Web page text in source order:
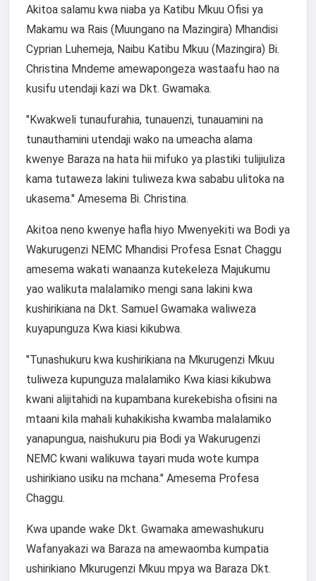
Akitoa salamu kwa niaba ya Katibu Mkuu Ofisi ya
Makamu wa Rais (Muungano na Mazingira) Mhandisi
Cyprian Luhemeja, Naibu Katibu Mkuu (Mazingira) Bi.
Christina Mndeme amewapongeza wastaafu hao na
kusifu utendaji kazi wa Dkt. Gwamaka.
"Kwakweli tunaufurahia, tunauenzi, tunauamini na
tunauthamini utendaji wako na umeacha alama
kwenye Baraza na hata hii mifuko ya plastiki tulijiuliza
kama tutaweza lakini tuliweza kwa sababu ulitoka na
ukasema." Amesema Bi. Christina.
Akitoa neno kwenye hafla hiyo Mwenyekiti wa Bodi ya
Wakurugenzi NEMC Mhandisi Profesa Esnat Chaggu
amesema wakati wanaanza kutekeleza Majukumu
yao walikuta malalamiko mengi sana lakini kwa
kushirikiana na Dkt. Samuel Gwamaka waliweza
kuyapunguza Kwa kiasi kikubwa.
"Tunashukuru kwa kushirikiana na Mkurugenzi Mkuu
tuliweza kupunguza malalamiko Kwa kiasi kikubwa
kwani alijitahidi na kupambana kurekebisha ofisini na
mtaani kila mahali kuhakikisha kwamba malalamiko
yanapungua, naishukuru pia Bodi ya Wakurugenzi
NEMC kwani walikuwa tayari muda wote kumpa
ushirikiano usiku na mchana." Amesema Profesa
Chaggu.
Kwa upande wake Dkt. Gwamaka amewashukuru
Wafanyakazi wa Baraza na amewaomba kumpatia
ushirikiano Mkurugenzi Mkuu mpya wa Baraza Dkt.